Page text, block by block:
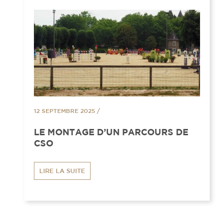
12 SEPTEMBRE 2025 /
LE MONTAGE D’UN PARCOURS DE
CSO
LIRE LA SUITE